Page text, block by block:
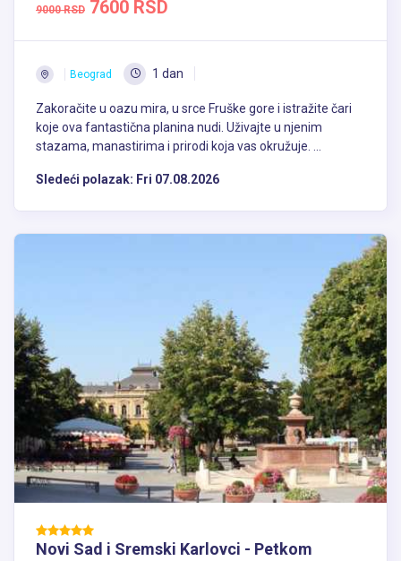
9000 RSD 7600 RSD
Beograd 1 dan
Zakoračite u oazu mira, u srce Fruške gore i istražite čari
koje ova fantastična planina nudi. Uživajte u njenim
stazama, manastirima i prirodi koja vas okružuje. ...
Sledeći polazak: Fri 07.08.2026
Novi Sad i Sremski Karlovci - Petkom